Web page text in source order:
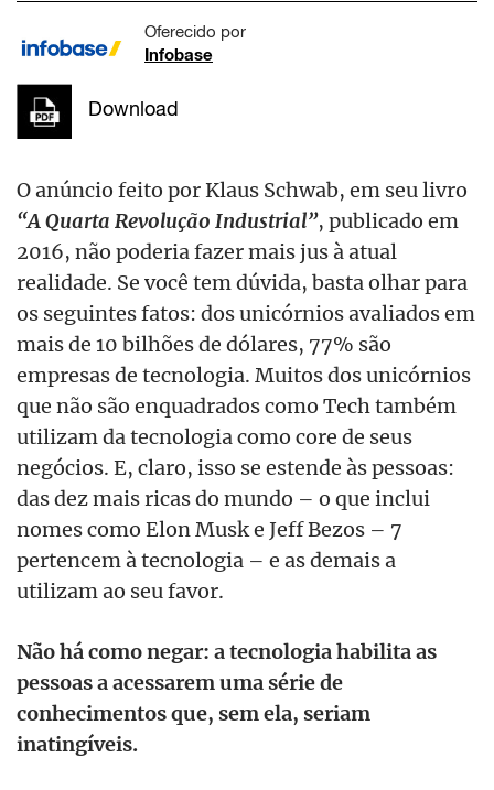
Oferecido por
Infobase
Download
O anúncio feito por Klaus Schwab, em seu livro
“A Quarta Revolução Industrial”, publicado em
2016, não poderia fazer mais jus à atual
realidade. Se você tem dúvida, basta olhar para
os seguintes fatos: dos unicórnios avaliados em
mais de 10 bilhões de dólares, 77% são
empresas de tecnologia. Muitos dos unicórnios
que não são enquadrados como Tech também
utilizam da tecnologia como core de seus
negócios. E, claro, isso se estende às pessoas:
das dez mais ricas do mundo – o que inclui
nomes como Elon Musk e Jeff Bezos – 7
pertencem à tecnologia – e as demais a
utilizam ao seu favor.
Não há como negar: a tecnologia habilita as
pessoas a acessarem uma série de
conhecimentos que, sem ela, seriam
inatingíveis.